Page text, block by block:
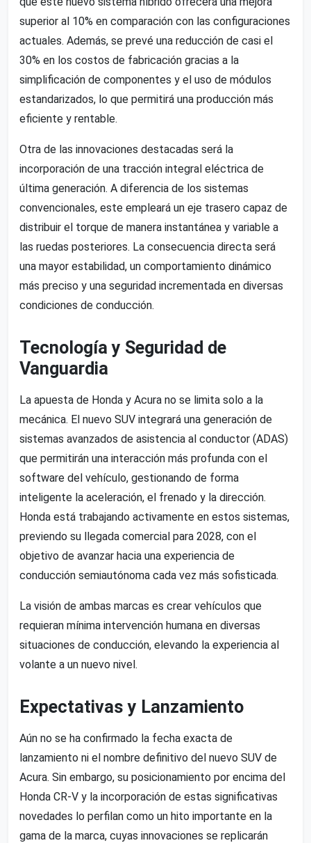
superior al 10% en comparación con las configuraciones
actuales. Además, se prevé una reducción de casi el
30% en los costos de fabricación gracias a la
simplificación de componentes y el uso de módulos
estandarizados, lo que permitirá una producción más
eficiente y rentable.
Otra de las innovaciones destacadas será la
incorporación de una tracción integral eléctrica de
última generación. A diferencia de los sistemas
convencionales, este empleará un eje trasero capaz de
distribuir el torque de manera instantánea y variable a
las ruedas posteriores. La consecuencia directa será
una mayor estabilidad, un comportamiento dinámico
más preciso y una seguridad incrementada en diversas
condiciones de conducción.
Tecnología y Seguridad de
Vanguardia
La apuesta de Honda y Acura no se limita solo a la
mecánica. El nuevo SUV integrará una generación de
sistemas avanzados de asistencia al conductor (ADAS)
que permitirán una interacción más profunda con el
software del vehículo, gestionando de forma
inteligente la aceleración, el frenado y la dirección.
Honda está trabajando activamente en estos sistemas,
previendo su llegada comercial para 2028, con el
objetivo de avanzar hacia una experiencia de
conducción semiautónoma cada vez más sofisticada.
La visión de ambas marcas es crear vehículos que
requieran mínima intervención humana en diversas
situaciones de conducción, elevando la experiencia al
volante a un nuevo nivel.
Expectativas y Lanzamiento
Aún no se ha confirmado la fecha exacta de
lanzamiento ni el nombre definitivo del nuevo SUV de
Acura. Sin embargo, su posicionamiento por encima del
Honda CR-V y la incorporación de estas significativas
novedades lo perfilan como un hito importante en la
gama de la marca, cuyas innovaciones se replicarán